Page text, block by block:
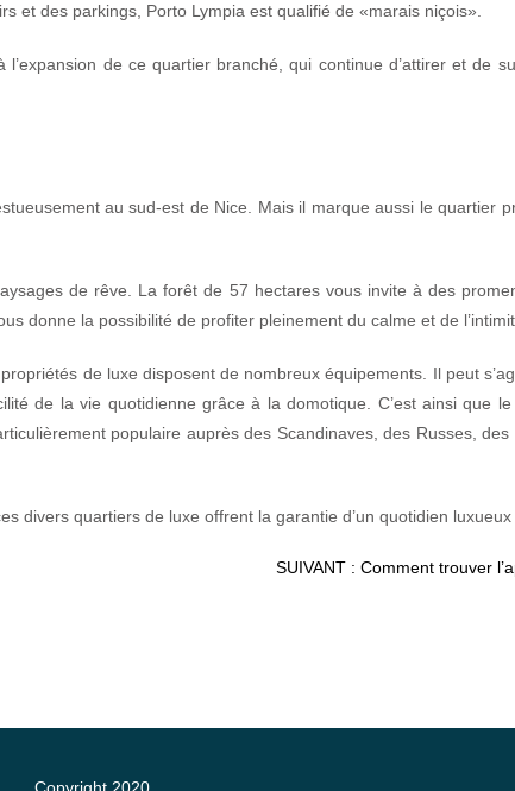
et des parkings, Porto Lympia est qualifié de «marais niçois».
de ce quartier branché, qui continue d’attirer et de
au sud-est de Nice. Mais il marque aussi le quartier
de rêve. La forêt de 57 hectares vous invite à des
donne la possibilité de profiter pleinement du calme et de
de luxe disposent de nombreux équipements. Il peut
de la vie quotidienne grâce à la domotique. C’est ainsi que
populaire auprès des Scandinaves, des Russes,
divers quartiers de luxe offrent la garantie d’un quotidien
SUIVANT : Comment trouver